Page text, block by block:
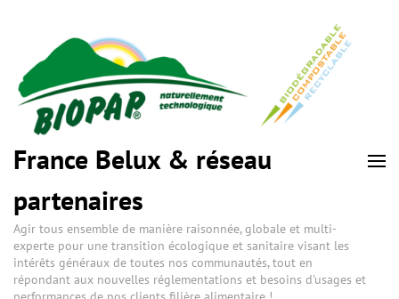
France Belux & réseau
partenaires
Agir tous ensemble de manière raisonnée, globale et multi-
experte pour une transition écologique et sanitaire visant les
intérêts généraux de toutes nos communautés, tout en
répondant aux nouvelles réglementations et besoins d'usages et